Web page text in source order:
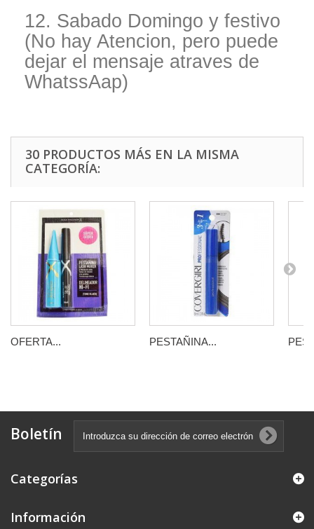
12. Sabado Domingo y festivo
(No hay Atencion, pero puede
dejar el mensaje atraves de
WhatssAap)
30 PRODUCTOS MÁS EN LA MISMA
CATEGORÍA:
OFERTA... PESTAÑINA...
Boletín
Categorías
Información